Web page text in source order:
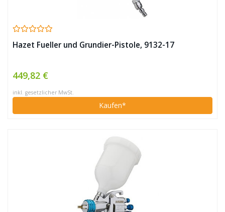
Hazet Fueller und Grundier-Pistole, 9132-17
449,82 €
inkl. gesetzlicher MwSt.
Kaufen*